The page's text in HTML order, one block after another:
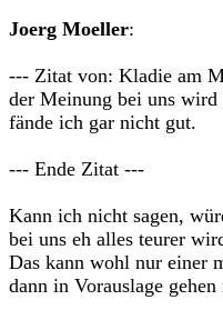
Joerg Moeller:
--- Zitat von: Kladie am
der Meinung bei uns wird
fände ich gar nicht gut.
--- Ende Zitat ---
Kann ich nicht sagen,
bei uns eh alles teurer
Das kann wohl nur einer
dann in Vorauslage gehen